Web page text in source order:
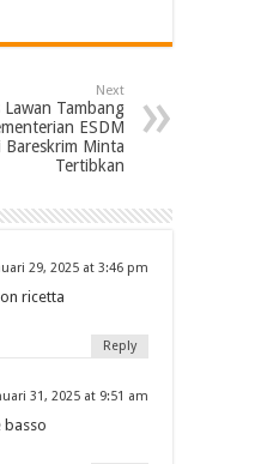
Next
Tambang
ESDM
Bareskrim Minta
Tertibkan
29, 2025 at 3:46 pm
ricetta
Reply
31, 2025 at 9:51 am